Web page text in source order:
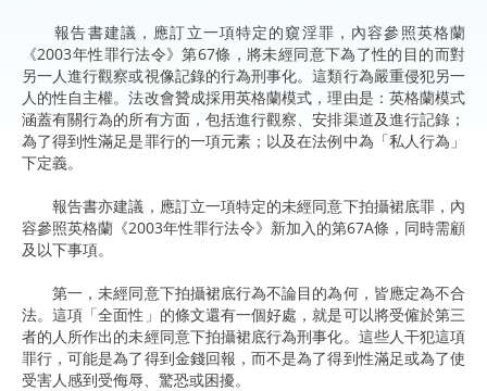
報告書建議，應訂立一項特定的窺淫罪，內容參照英格蘭
《2003年性罪行法令》第67條，將未經同意下為了性的目的而對
另一人進行觀察或視像記錄的行為刑事化。這類行為嚴重侵犯另一
人的性自主權。法改會贊成採用英格蘭模式，理由是：英格蘭模式
涵蓋有關行為的所有方面，包括進行觀察、安排渠道及進行記錄；
為了得到性滿足是罪行的一項元素；以及在法例中為「私人行為」
下定義。
報告書亦建議，應訂立一項特定的未經同意下拍攝裙底罪，內
容參照英格蘭《2003年性罪行法令》新加入的第67A條，同時需顧
及以下事項。
第一，未經同意下拍攝裙底行為不論目的為何，皆應定為不合
法。這項「全面性」的條文還有一個好處，就是可以將受僱於第三
者的人所作出的未經同意下拍攝裙底行為刑事化。這些人干犯這項
罪行，可能是為了得到金錢回報，而不是為了得到性滿足或為了使
受害人感到受侮辱、驚恐或困擾。